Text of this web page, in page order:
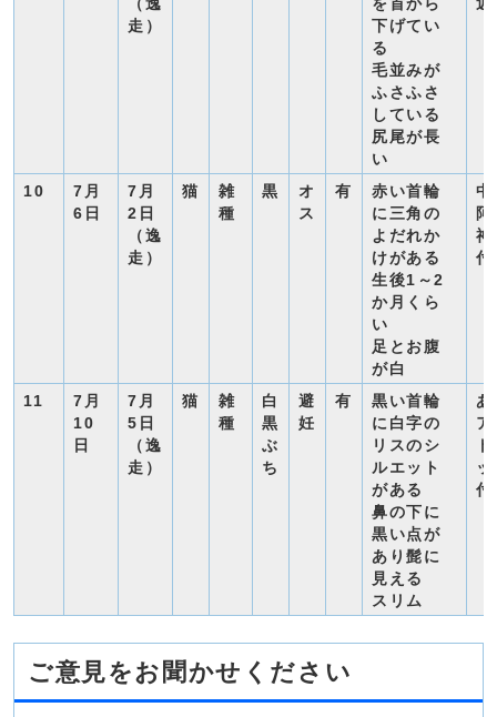
（逸
走）
を首から
下げてい
る
毛並みが
ふさふさ
している
尻尾が長
い
近
10
7月
6日
7月
2日
（逸
走）
猫
雑
種
黒
オ
ス
有
赤い首輪
に三角の
よだれか
けがある
生後1～2
か月くら
い
足とお腹
が白
中
阿
神
付
11
7月
10
日
7月
5日
（逸
走）
猫
雑
種
白
黒
ぶ
ち
避
妊
有
黒い首輪
に白字の
リスのシ
ルエット
がある
鼻の下に
黒い点が
あり髭に
見える
スリム
あ
ア
ッ
付
ご意見をお聞かせください